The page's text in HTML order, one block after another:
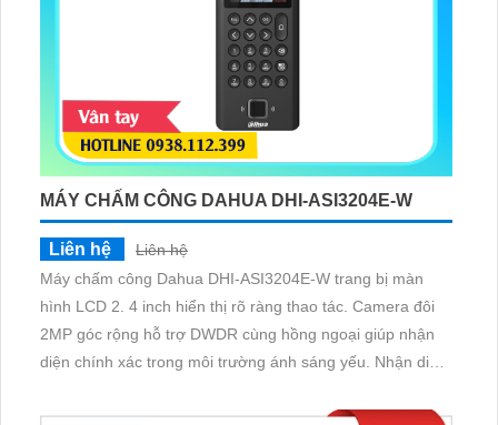
MÁY CHẤM CÔNG DAHUA DHI-ASI3204E-W
Liên hệ
Liên hệ
Máy chấm công Dahua DHI-ASI3204E-W trang bị màn
hình LCD 2. 4 inch hiển thị rõ ràng thao tác. Camera đôi
2MP góc rộng hỗ trợ DWDR cùng hồng ngoại giúp nhận
diện chính xác trong môi trường ánh sáng yếu. Nhận diện